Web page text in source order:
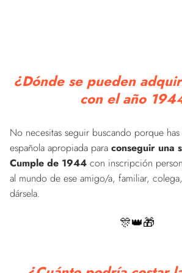
¿Dónde se pueden
con el año
No necesitas seguir buscando porque
española apropiada para conseguir una
Cumple de 1944 con inscripción
al mundo de ese amigo/a, familiar,
dársela.
🎊👑🎁